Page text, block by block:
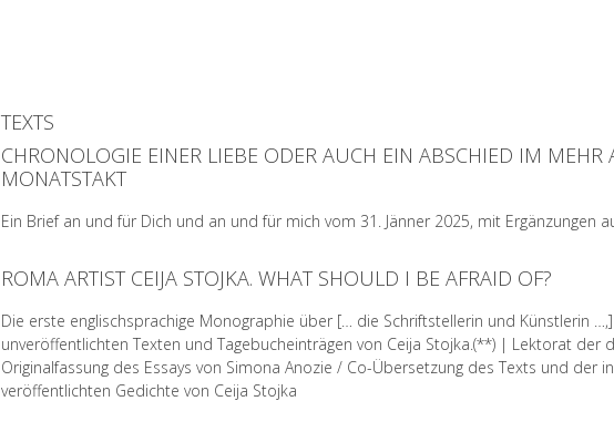
TEXTS
CHRONOLOGIE EINER LIEBE ODER AUCH EIN ABSCHIED IM MEHR
MONATSTAKT
Ein Brief an und für Dich und an und für mich vom 31. Jänner 2025, mit Ergänzungen
ROMA ARTIST CEIJA STOJKA. WHAT SHOULD I BE AFRAID OF?
Die erste englischsprachige Monographie über [… die Schriftstellerin und Künstlerin
unveröffentlichten Texten und Tagebucheinträgen von Ceija Stojka.(**) | Lektorat der
Originalfassung des Essays von Simona Anozie / Co-Übersetzung des Texts und der
veröffentlichten Gedichte von Ceija Stojka